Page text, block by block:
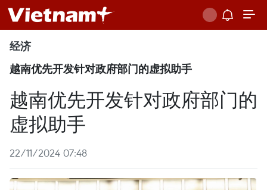
经济
越南优先开发针对政府部门的虚拟助手
越南优先开发针对政府部门的
虚拟助手
22/11/2024 07:48